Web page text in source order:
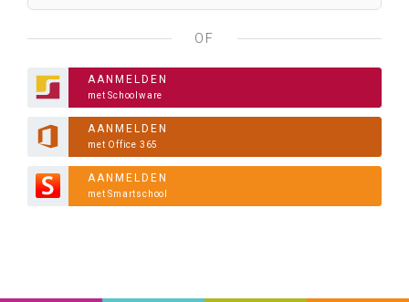
OF
AANMELDEN
met Schoolware
AANMELDEN
met Office 365
AANMELDEN
met Smartschool